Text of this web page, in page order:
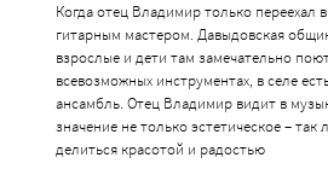
Когда отец Владимир только переехал
гитарным мастером. Давыдовская
взрослые и дети там замечательно
всевозможных инструментах, в селе
ансамбль. Отец Владимир видит в
значение не только эстетическое – так
делиться красотой и радостью